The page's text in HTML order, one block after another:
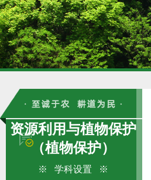
资源利用与植物保护
（植物保护）
※ 学科设置 ※